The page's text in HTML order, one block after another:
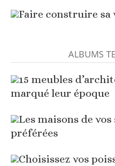
Faire construire sa
ALBUMS
15 meubles
marqué leur époque
Les maisons de
préférées
Choisissez vos